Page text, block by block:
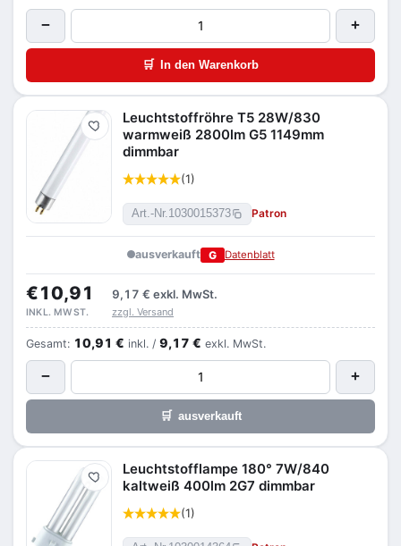
− +
🛒 In den Warenkorb
Merken
Leuchtstoffröhre T5 28W/830
warmweiß 2800lm G5 1149mm
dimmbar
(1)
Art.-Nr. 1030015373 Patron
ausverkauft G Datenblatt
€10,91 9,17 € exkl. MwSt.
INKL. MWST. zzgl. Versand
Gesamt: 10,91 € inkl. / 9,17 € exkl. MwSt.
− +
🛒 ausverkauft
Merken
Leuchtstofflampe 180° 7W/840
kaltweiß 400lm 2G7 dimmbar
(1)